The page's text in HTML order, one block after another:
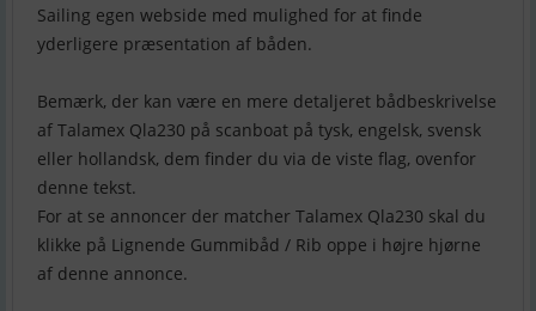
Sailing egen webside med mulighed for at finde
yderligere præsentation af båden.
Bemærk, der kan være en mere detaljeret bådbeskrivelse
af Talamex Qla230 på scanboat på tysk, engelsk, svensk
eller hollandsk, dem finder du via de viste flag, ovenfor
denne tekst.
For at se annoncer der matcher Talamex Qla230 skal du
klikke på Lignende Gummibåd / Rib oppe i højre hjørne
af denne annonce.